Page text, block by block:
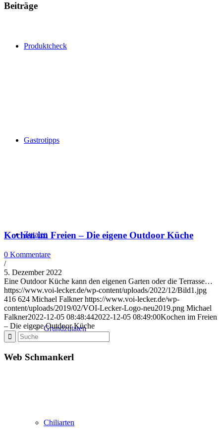
Produktcheck
Gastrotipps
Zutaten
Grundzutaten
Chiliarten
Beiträge
Kochen im Freien – Die eigene Outdoor Küche
0 Kommentare
/
5. Dezember 2022
Eine Outdoor Küche kann den eigenen Garten oder die Terrasse…
https://www.voi-lecker.de/wp-content/uploads/2022/12/Bild1.jpg
416 624 Michael Falkner https://www.voi-lecker.de/wp-
content/uploads/2019/02/VOI-Lecker-Logo-neu2019.png Michael
Falkner2022-12-05 08:48:442022-12-05 08:49:00Kochen im Freien
– Die eigene Outdoor Küche
Web Schmankerl